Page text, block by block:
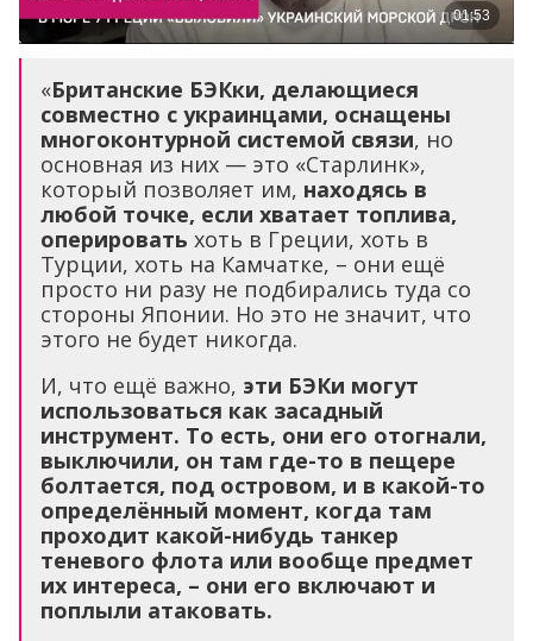
«Британские БЭКки, делающиеся
совместно с украинцами, оснащены
многоконтурной системой связи, но
основная из них — это «Старлинк»,
который позволяет им, находясь в
любой точке, если хватает топлива,
оперировать хоть в Греции, хоть в
Турции, хоть на Камчатке, – они ещё
просто ни разу не подбирались туда со
стороны Японии. Но это не значит, что
этого не будет никогда.
И, что ещё важно, эти БЭКи могут
использоваться как засадный
инструмент. То есть, они его отогнали,
выключили, он там где-то в пещере
болтается, под островом, и в какой-то
определённый момент, когда там
проходит какой-нибудь танкер
теневого флота или вообще предмет
их интереса, – они его включают и
поплыли атаковать.